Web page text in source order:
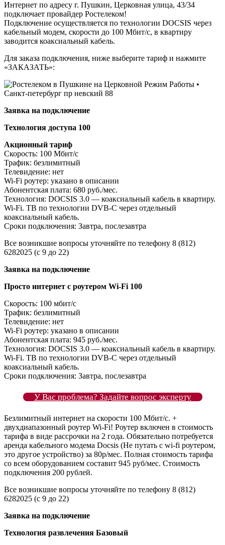
Интернет по адресу г. Пушкин, Церковная улица, 43/34
подключает провайдер Ростелеком!
Подключение осуществляется по технологии DOCSIS через
кабельный модем, скорости до 100 Мбит/с, в квартиру
заводится коаксиальный кабель.
Для заказа подключения, ниже выберите тариф и нажмите
«ЗАКАЗАТЬ»:
Заявка на подключение
Технология доступа 100
Акционный тариф
Скорость: 100 Мбит/с
Трафик: безлимитный
Телевидение: нет
Wi-Fi роутер: указано в описании
Абонентская плата: 680 руб./мес.
Технология: DOCSIS 3.0 — коаксиальный кабель в квартиру.
Wi-Fi. ТВ по технологии DVB-C через отдельный
коаксиальный кабель.
Сроки подключения: Завтра, послезавтра
Все возникшие вопросы уточняйте по телефону 8 (812)
6282025 (с 9 до 22)
Заявка на подключение
Просто интернет с роутером Wi-Fi 100
Скорость: 100 мбит/с
Трафик: безлимитный
Телевидение: нет
Wi-Fi роутер: указано в описании
Абонентская плата: 945 руб./мес.
Технология: DOCSIS 3.0 — коаксиальный кабель в квартиру.
Wi-Fi. ТВ по технологии DVB-C через отдельный
коаксиальный кабель.
Сроки подключения: Завтра, послезавтра
У Вас проблема? Задайте вопрос эксперту
Безлимитный интернет на скорости 100 Мбит/с. +
двухдиапазонный роутер Wi-Fi! Роутер включен в стоимость
тарифа в виде рассрочки на 2 года. Обязательно потребуется
аренда кабельного модема Docsis (Не путать с wi-fi роутером,
это другое устройство) за 80р/мес. Полная стоимость тарифа
со всем оборудованием составит 945 руб/мес. Стоимость
подключения 200 рублей.
Все возникшие вопросы уточняйте по телефону 8 (812)
6282025 (с 9 до 22)
Заявка на подключение
Технология развлечения Базовый